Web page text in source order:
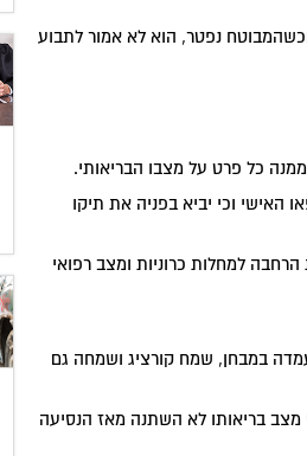
נפטר, הוא לא אמור לתבוע
כל פרט על מצבו הבריאותי.
האישי וכי יביא בפניה את תיקו
למחלות כרוניות ומצב רפואי
במבחן, שמח קורציג ושמחה גם
בריאותו לא השתנה מאז הנסיעה